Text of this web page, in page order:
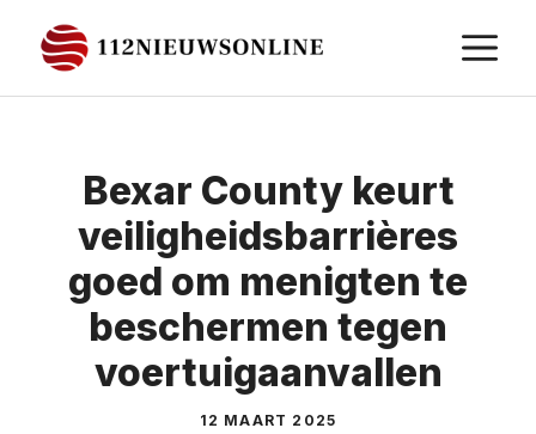
naar
de
Bexar County keurt
veiligheidsbarrières
goed om menigten te
beschermen tegen
voertuigaanvallen
12 MAART 2025